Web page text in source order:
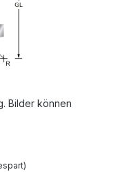
Bilder können